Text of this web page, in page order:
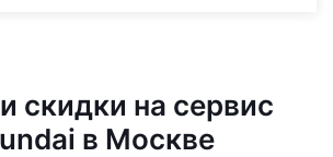
скидки на сервис
в Москве